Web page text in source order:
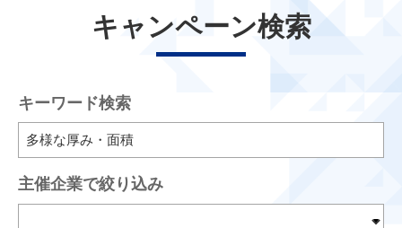
キャンペーン検索
キーワード検索
主催企業で絞り込み